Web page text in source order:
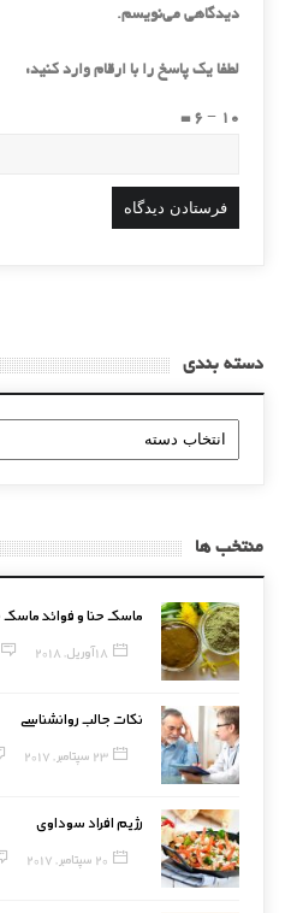
دیدگاهی می‌نویسم.
لطفا یک پاسخ را با ارقام وارد کنید:
10 − 6 =
دسته بندی
دسته
بندی
منتخب ها
ماسک حنا و فوائد
18 آوریل, 2018
نکات جالب روانشناسی
23 سپتامبر, 2017
رژیم افراد سوداوی
20 سپتامبر, 2017